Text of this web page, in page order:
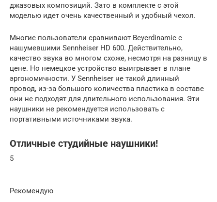
джазовых композиций. Зато в комплекте с этой
моделью идет очень качественный и удобный чехол.
Многие пользователи сравнивают Beyerdinamic с
нашумевшими Sennheiser HD 600. Действительно,
качество звука во многом схоже, несмотря на разницу в
цене. Но немецкое устройство выигрывает в плане
эргономичности. У Sennheiser не такой длинный
провод, из-за большого количества пластика в составе
они не подходят для длительного использования. Эти
наушники не рекомендуется использовать с
портативными источниками звука.
Отличные студийные наушники!
5
Рекомендую